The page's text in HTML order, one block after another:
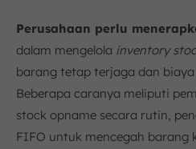
Perusahaan perlu
dalam mengelola inventory
barang tetap terjaga dan
Beberapa caranya meliputi
stock opname secara rutin,
FIFO untuk mencegah barang